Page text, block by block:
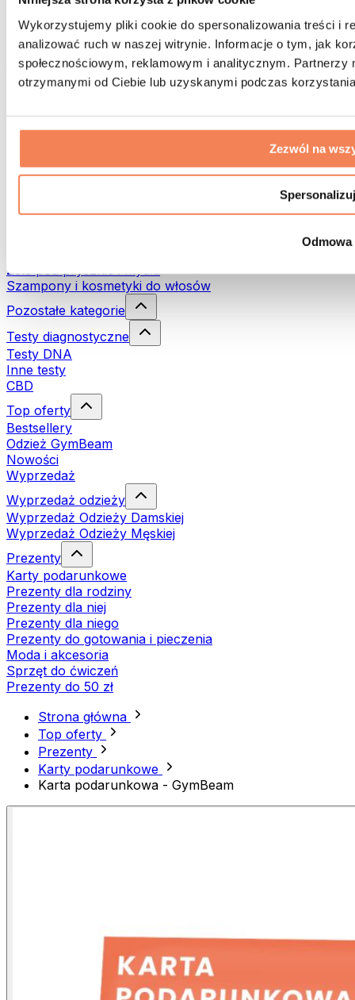
Wykorzystujemy pliki cookie do spersonalizowania treści i
analizować ruch w naszej witrynie. Informacje o tym, jak
społecznościowym, reklamowym i analitycznym. Partnerzy
otrzymanymi od Ciebie lub uzyskanymi podczas
Zezwól na
Spersonalizuj
Odmowa
Bieganie
Sporty walki
Kolarstwo
Joga i pilates
Terapia zimnem
Trekking
Filtry i dzbanki do wody
Środki do prania
Żele pod prysznic i mydła
Szampony i kosmetyki do włosów
Pozostałe kategorie
Testy diagnostyczne
Testy DNA
Inne testy
CBD
Top oferty
Bestsellery
Odzież GymBeam
Nowości
Wyprzedaż
Wyprzedaż odzieży
Wyprzedaż Odzieży Damskiej
Wyprzedaż Odzieży Męskiej
Prezenty
Karty podarunkowe
Prezenty dla rodziny
Prezenty dla niej
Prezenty dla niego
Prezenty do gotowania i pieczenia
Moda i akcesoria
Sprzęt do ćwiczeń
Prezenty do 50 zł
Strona główna
Top oferty
Prezenty
Karty podarunkowe
Karta podarunkowa - GymBeam